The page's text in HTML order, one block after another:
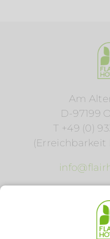
Am
D-97199
T +49 (0)
(Erreichbarkeit